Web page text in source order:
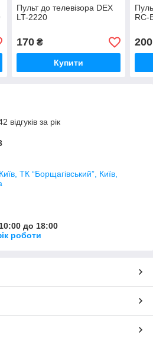
Пульт до телевізора DEX
LT-2220
170₴
Купити
RC-
200
відгуків за рік
ТК “Борщагівський”, Київ,
до 18:00
роботи